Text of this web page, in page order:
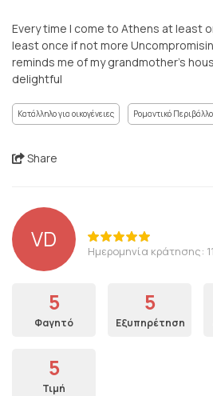
Every time I come to Athens at least
least once if not more
reminds me of my grandmother's
delightful
Κατάλληλο για οικογένειες Ρομαντικό
Share
VD Ημερομηνία κράτησης:
5
Φαγητό
5
Εξυπηρέτηση
5
Τιμή